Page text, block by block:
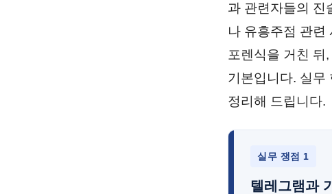
과 관련자들의 진
나 유흥주점 관련
포렌식을 거친 뒤
기본입니다. 실무
정리해 드립니다.
실무 쟁점 1
텔레그램과